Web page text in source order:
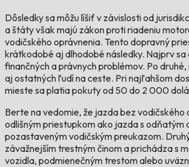
Dôsledky sa môžu líšiť v závislosti od
a štáty však majú zákon proti riadeniu
vodičského oprávnenia. Tento dopravný
krátkodobé aj dlhodobé následky. Najprv
finančných a právnych problémov. Po
aj ostatných ľudí na ceste. Pri najľahšom
mieste sa platia pokuty od 50 do 2 000
Berte na vedomie, že jazda bez vodičského
odlišným priestupkom ako jazda s odňatým
pozastaveným vodičským preukazom.
závažnejším trestným činom a prichádza s
vozidla, podmienečným trestom alebo